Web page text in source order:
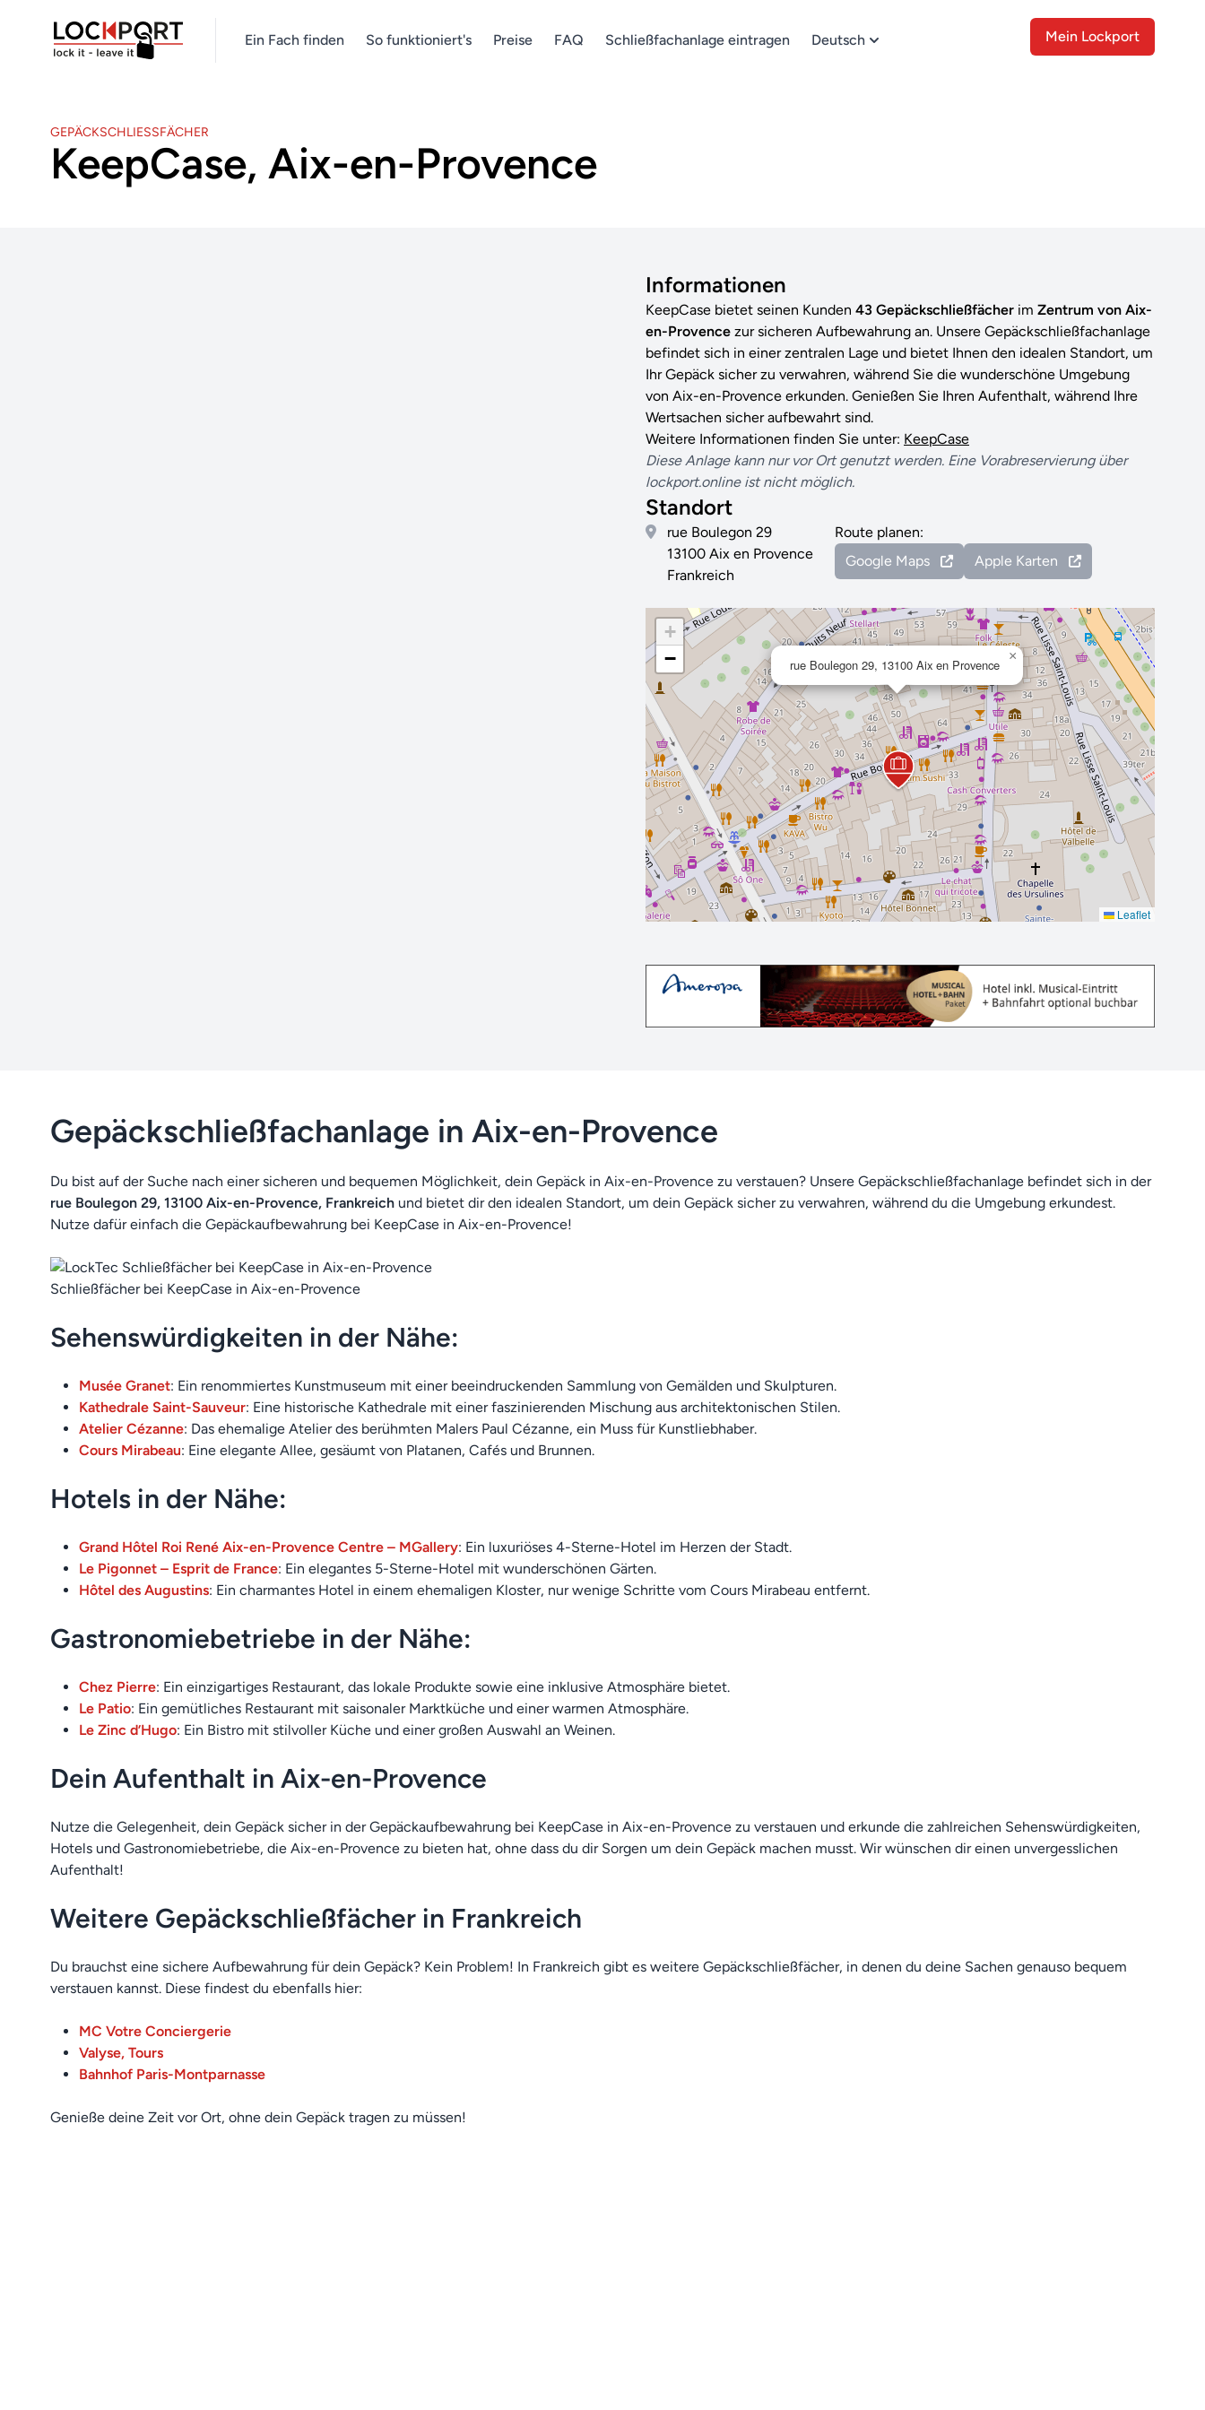
Ein Fach finden So funktioniert's Preise FAQ Schließfachanlage eintragen Deutsch Mein Lockport
GEPÄCKSCHLIESSFÄCHER
KeepCase, Aix-en-Provence
Informationen
KeepCase bietet seinen Kunden 43 Gepäckschließfächer im Zentrum von Aix-
en-Provence zur sicheren Aufbewahrung an. Unsere Gepäckschließfachanlage
befindet sich in einer zentralen Lage und bietet Ihnen den idealen Standort, um
Ihr Gepäck sicher zu verwahren, während Sie die wunderschöne Umgebung
von Aix-en-Provence erkunden. Genießen Sie Ihren Aufenthalt, während Ihre
Wertsachen sicher aufbewahrt sind.
Weitere Informationen finden Sie unter: KeepCase
Diese Anlage kann nur vor Ort genutzt werden. Eine Vorabreservierung über
lockport.online ist nicht möglich.
Standort
rue Boulegon 29
13100 Aix en Provence
Frankreich
Route planen:
Google Maps
Apple Karten
rue Boulegon 29, 13100 Aix en Provence
×
+
−
Leaflet
Gepäckschließfachanlage in Aix-en-Provence
Du bist auf der Suche nach einer sicheren und bequemen Möglichkeit, dein Gepäck in Aix-en-Provence zu verstauen? Unsere Gepäckschließfachanlage befindet sich in der
rue Boulegon 29, 13100 Aix-en-Provence, Frankreich und bietet dir den idealen Standort, um dein Gepäck sicher zu verwahren, während du die Umgebung erkundest.
Nutze dafür einfach die Gepäckaufbewahrung bei KeepCase in Aix-en-Provence!
Schließfächer bei KeepCase in Aix-en-Provence
Sehenswürdigkeiten in der Nähe:
Musée Granet: Ein renommiertes Kunstmuseum mit einer beeindruckenden Sammlung von Gemälden und Skulpturen.
Kathedrale Saint-Sauveur: Eine historische Kathedrale mit einer faszinierenden Mischung aus architektonischen Stilen.
Atelier Cézanne: Das ehemalige Atelier des berühmten Malers Paul Cézanne, ein Muss für Kunstliebhaber.
Cours Mirabeau: Eine elegante Allee, gesäumt von Platanen, Cafés und Brunnen.
Hotels in der Nähe:
Grand Hôtel Roi René Aix-en-Provence Centre – MGallery: Ein luxuriöses 4-Sterne-Hotel im Herzen der Stadt.
Le Pigonnet – Esprit de France: Ein elegantes 5-Sterne-Hotel mit wunderschönen Gärten.
Hôtel des Augustins: Ein charmantes Hotel in einem ehemaligen Kloster, nur wenige Schritte vom Cours Mirabeau entfernt.
Gastronomiebetriebe in der Nähe:
Chez Pierre: Ein einzigartiges Restaurant, das lokale Produkte sowie eine inklusive Atmosphäre bietet.
Le Patio: Ein gemütliches Restaurant mit saisonaler Marktküche und einer warmen Atmosphäre.
Le Zinc d’Hugo: Ein Bistro mit stilvoller Küche und einer großen Auswahl an Weinen.
Dein Aufenthalt in Aix-en-Provence
Nutze die Gelegenheit, dein Gepäck sicher in der Gepäckaufbewahrung bei KeepCase in Aix-en-Provence zu verstauen und erkunde die zahlreichen Sehenswürdigkeiten,
Hotels und Gastronomiebetriebe, die Aix-en-Provence zu bieten hat, ohne dass du dir Sorgen um dein Gepäck machen musst. Wir wünschen dir einen unvergesslichen
Aufenthalt!
Weitere Gepäckschließfächer in Frankreich
Du brauchst eine sichere Aufbewahrung für dein Gepäck? Kein Problem! In Frankreich gibt es weitere Gepäckschließfächer, in denen du deine Sachen genauso bequem
verstauen kannst. Diese findest du ebenfalls hier:
MC Votre Conciergerie
Valyse, Tours
Bahnhof Paris-Montparnasse
Genieße deine Zeit vor Ort, ohne dein Gepäck tragen zu müssen!